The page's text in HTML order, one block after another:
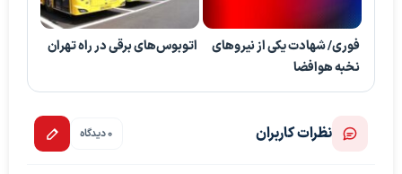
فوری/ شهادت یکی از نیروهای
نخبه هوافضا
اتوبوس‌های برقی در راه تهران
نظرات کاربران 0 دیدگاه